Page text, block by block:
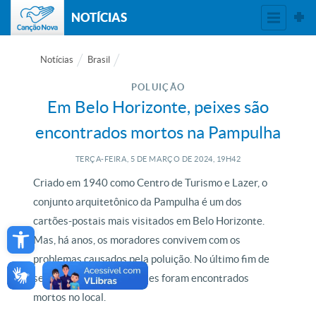
Open toolbar
NOTÍCIAS
Notícias Brasil
POLUIÇÃO
Em Belo Horizonte, peixes são
encontrados mortos na Pampulha
TERÇA-FEIRA, 5 DE MARÇO DE 2024, 19H42
Criado em 1940 como Centro de Turismo e Lazer, o
conjunto arquitetônico da Pampulha é um dos
cartões-postais mais visitados em Belo Horizonte.
Mas, há anos, os moradores convivem com os
problemas causados pela poluição. No último fim de
semana, milhares de peixes foram encontrados
mortos no local.